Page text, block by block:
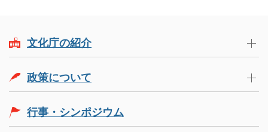
文化庁の紹介
政策について
行事・シンポジウム